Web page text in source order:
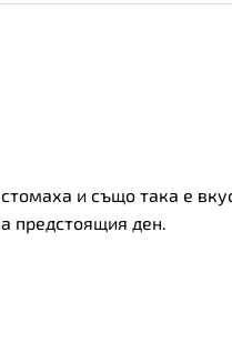
и също така е
предстоящия ден.